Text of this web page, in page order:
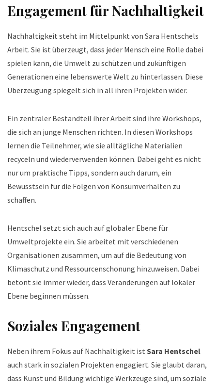
Engagement für Nachhaltigkeit
Nachhaltigkeit steht im Mittelpunkt von Sara Hentschels
Arbeit. Sie ist überzeugt, dass jeder Mensch eine Rolle dabei
spielen kann, die Umwelt zu schützen und zukünftigen
Generationen eine lebenswerte Welt zu hinterlassen. Diese
Überzeugung spiegelt sich in all ihren Projekten wider.
Ein zentraler Bestandteil ihrer Arbeit sind ihre Workshops,
die sich an junge Menschen richten. In diesen Workshops
lernen die Teilnehmer, wie sie alltägliche Materialien
recyceln und wiederverwenden können. Dabei geht es nicht
nur um praktische Tipps, sondern auch darum, ein
Bewusstsein für die Folgen von Konsumverhalten zu
schaffen.
Hentschel setzt sich auch auf globaler Ebene für
Umweltprojekte ein. Sie arbeitet mit verschiedenen
Organisationen zusammen, um auf die Bedeutung von
Klimaschutz und Ressourcenschonung hinzuweisen. Dabei
betont sie immer wieder, dass Veränderungen auf lokaler
Ebene beginnen müssen.
Soziales Engagement
Neben ihrem Fokus auf Nachhaltigkeit ist Sara Hentschel
auch stark in sozialen Projekten engagiert. Sie glaubt daran,
dass Kunst und Bildung wichtige Werkzeuge sind, um soziale